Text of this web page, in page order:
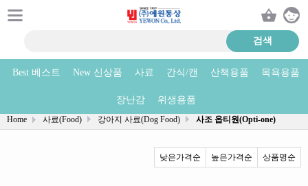
Best 베스트 New 신상품 사료 간식/캔 산책용품 목욕용품
장난감 위생용품
사조 옵티원(Opti-one) 상품리스트
Home 사료(Food) 강아지 사료(Dog Food) 사조 옵티원(Opti-one)
낮은가격순 높은가격순 상품명순